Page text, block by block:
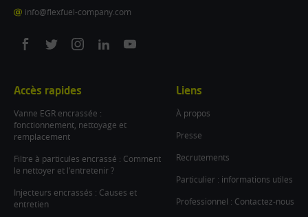
info@flexfuel-company.com
On
On
On
On
On
Accès rapides
Vanne EGR encrassée :
fonctionnement, nettoyage et
remplacement
Filtre à particules encrassé : Comment
le nettoyer et l’entretenir ?
Injecteurs encrassés : Causes et
entretien
Liens
À propos
Presse
Recrutements
Particulier : informations utiles
Professionnel : Contactez-nous